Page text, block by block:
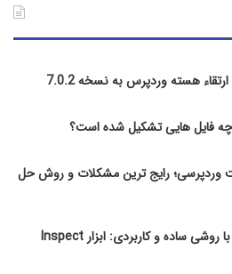
هسته وردپرس به نسخه 7.0.2
فایل­ هایی تشکیل شده است؟
وردپرسی؛ رایج‌ ترین مشکلات و روش حل
بررسی علت کندی لود سایت با روشی ساده و کاربردی: ابزار Inspect